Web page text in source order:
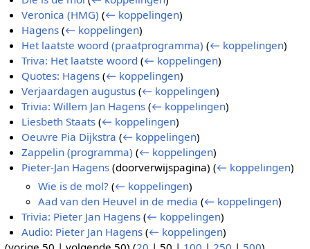
Veronica (HMG) (← koppelingen)
Hagens (← koppelingen)
Het laatste woord (praatprogramma) (← koppelingen)
Triva: Het laatste woord (← koppelingen)
Quotes: Hagens (← koppelingen)
Verjaardagen augustus (← koppelingen)
Trivia: Willem Jan Hagens (← koppelingen)
Liesbeth Staats (← koppelingen)
Oeuvre Pia Dijkstra (← koppelingen)
Zappelin (programma) (← koppelingen)
Pieter-Jan Hagens (doorverwijspagina)(← koppelingen)
Wie is de mol? (← koppelingen)
Aad van den Heuvel in de media (← koppelingen)
Trivia: Pieter Jan Hagens (← koppelingen)
Audio: Pieter Jan Hagens (← koppelingen)